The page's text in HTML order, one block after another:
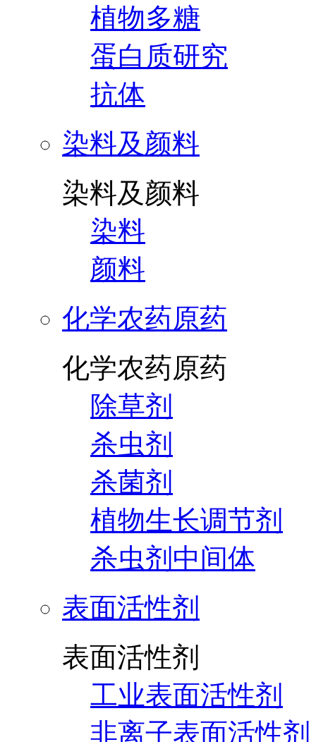
植物多糖
蛋白质研究
抗体
染料及颜料
染料及颜料
染料
颜料
化学农药原药
化学农药原药
除草剂
杀虫剂
杀菌剂
植物生长调节剂
杀虫剂中间体
表面活性剂
表面活性剂
工业表面活性剂
非离子表面活性剂